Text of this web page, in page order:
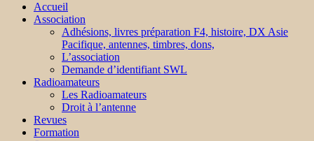
Accueil
Association
Adhésions, livres préparation F4, histoire, DX Asie
Pacifique, antennes, timbres, dons,
L’association
Demande d’identifiant SWL
Radioamateurs
Les Radioamateurs
Droit à l’antenne
Revues
Formation